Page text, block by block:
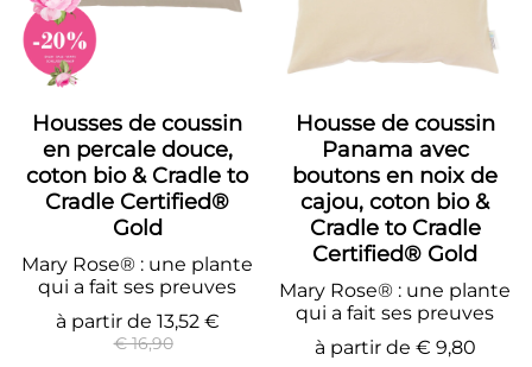
Housses de coussin
en percale douce,
coton bio & Cradle to
Cradle Certified®
Gold
Mary Rose® : une plante
qui a fait ses preuves
à partir de 13,52 €
€ 16,90
Housse de coussin
Panama avec
boutons en noix de
cajou, coton bio &
Cradle to Cradle
Certified® Gold
Mary Rose® : une plante
qui a fait ses preuves
à partir de € 9,80